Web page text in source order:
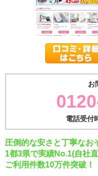
お
電話受付
圧倒的な安さと丁寧なお
1都3県で実績No.1(自社
ご利用件数10万件突破！